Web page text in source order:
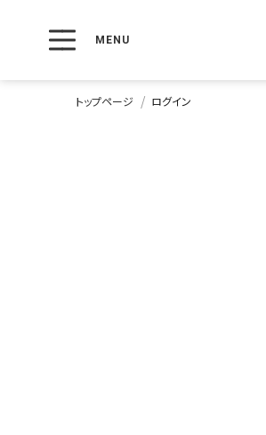
トップページ ログイン